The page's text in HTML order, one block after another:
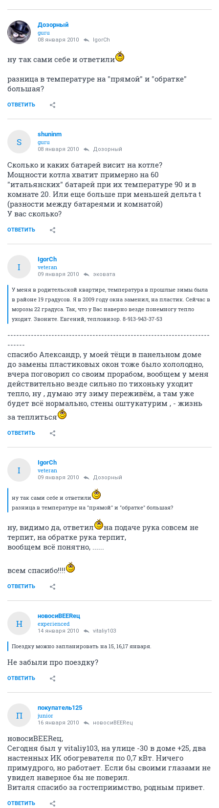
Дозорный
guru
08 января 2010 IgorCh
ну так сами себе и ответили
разница в температуре на "прямой" и "обратке"
большая?
ОТВЕТИТЬ
S
shuninm
guru
08 января 2010 Дозорный
Сколько и каких батарей висит на котле?
Мощности котла хватит примерно на 60
"итальянских" батарей при их температуре 90 и в
комнате 20. Или еще больше при меньшей дельта t
(разности между батареями и комнатой)
У вас сколько?
ОТВЕТИТЬ
I
IgorCh
veteran
09 января 2010 эковата
У меня в родительской квартире, температура в прошлые зимы была
в районе 19 градусов. Я в 2009 году окна заменил, на пластик. Сейчас в
морозы 22 градуса. Так, что у Вас наверно везде понемногу тепло
уходит. Звоните. Евгений, тепловизор. 8-913-943-37-53
---------------------------------------------------------------------
------
спасибо Александр, у моей тёщи в панельном доме
до замены пластиковых окон тоже было хололодно,
вчера поговорил со своим прорабом, вообщем у меня
действительно везде сильно по тихоньку уходит
тепло, ну , думаю эту зиму переживём, а там уже
будет всё нормально, стены оштукатурим , - жизнь
за теплиться
ОТВЕТИТЬ
I
IgorCh
veteran
09 января 2010 Дозорный
ну так сами себе и ответили
разница в температуре на "прямой" и "обратке" большая?
ну, видимо да, ответил
на подаче рука совсем не
терпит, на обратке рука терпит,
вообщем всё понятно, ......
всем спасибо!!!!
ОТВЕТИТЬ
Н
новосиBEERец
experienced
14 января 2010 vitaliy103
Поездку можно запланировать на 15, 16,17 января.
Не забыли про поездку?
ОТВЕТИТЬ
П
покупатель125
junior
16 января 2010 новосиBEERец
новосиBEERец,
Сегодня был у vitaliy103, на улице -30 в доме +25, два
настенных ИК обогревателя по 0,7 кВт. Ничего
примудрого, но работает. Если бы своими глазами не
увидел наверное бы не поверил.
Виталя спасибо за гостеприимство, родным привет.
ОТВЕТИТЬ